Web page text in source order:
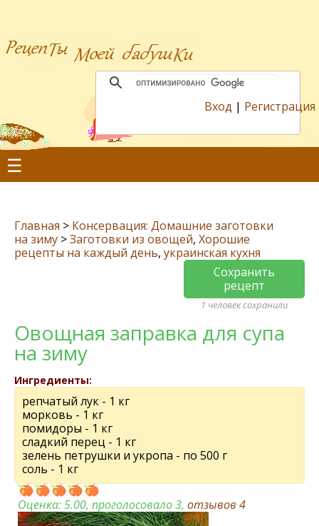
Вход | Регистрация
☰
Главная > Консервация: Домашние заготовки
на зиму >Заготовки из овощей, Хорошие
рецепты на каждый день, украинская кухня
Сохранить
рецепт
1 человек сохранили
Овощная заправка для супа
на зиму
Ингредиенты:
репчатый лук - 1 кг
морковь - 1 кг
помидоры - 1 кг
сладкий перец - 1 кг
зелень петрушки и укропа - по 500 г
соль - 1 кг
Оценка:5.00, проголосовало 3, отзывов 4